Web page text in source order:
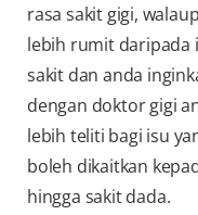
rasa sakit gigi,
lebih rumit daripada
sakit dan anda
dengan doktor gigi
lebih teliti bagi isu
boleh dikaitkan
hingga sakit dada.